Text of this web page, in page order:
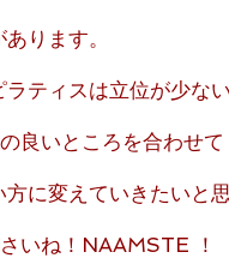
ります。
ラティスは立位が少な
良いところを合わせて
に変えていきたいと思
いね！NAAMSTE ！